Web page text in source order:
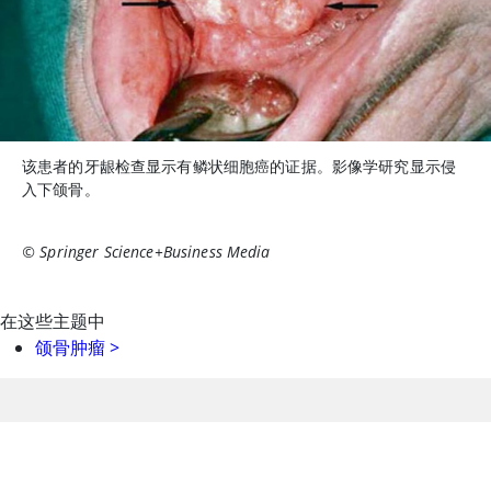
该患者的牙龈检查显示有鳞状细胞癌的证据。影像学研究显示侵
入下颌骨。
© Springer Science+Business Media
在这些主题中
颌骨肿瘤>